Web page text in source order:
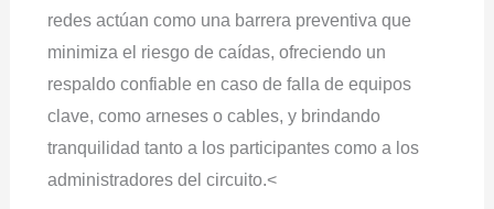
redes actúan como una barrera preventiva que
minimiza el riesgo de caídas, ofreciendo un
respaldo confiable en caso de falla de equipos
clave, como arneses o cables, y brindando
tranquilidad tanto a los participantes como a los
administradores del circuito.<